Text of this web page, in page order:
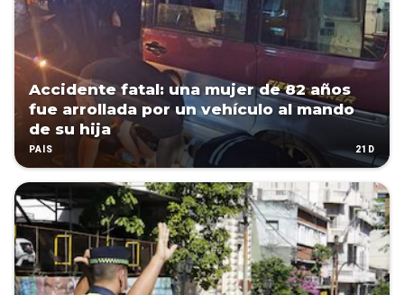
Accidente fatal: una mujer de 82 años
fue arrollada por un vehículo al mando
de su hija
PAÍS 21D